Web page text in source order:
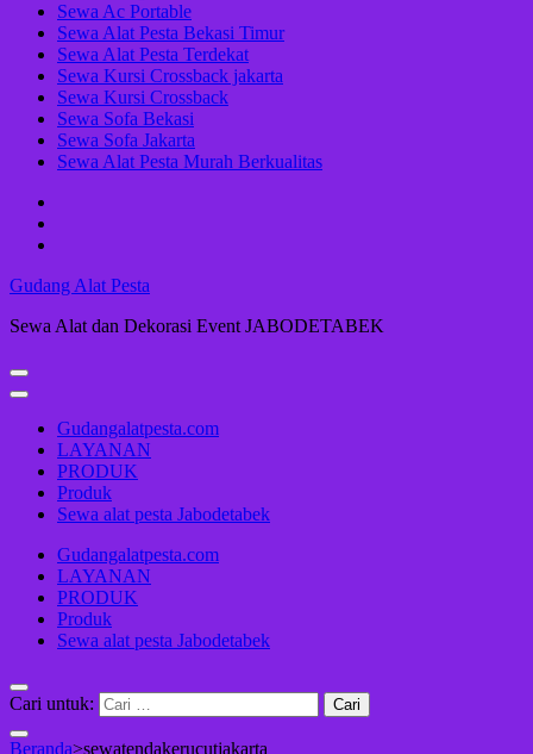
Sewa Ac Portable
Sewa Alat Pesta Bekasi Timur
Sewa Alat Pesta Terdekat
Sewa Kursi Crossback jakarta
Sewa Kursi Crossback
Sewa Sofa Bekasi
Sewa Sofa Jakarta
Sewa Alat Pesta Murah Berkualitas
Gudang Alat Pesta
Sewa Alat dan Dekorasi Event JABODETABEK
Gudangalatpesta.com
LAYANAN
PRODUK
Produk
Sewa alat pesta Jabodetabek
Gudangalatpesta.com
LAYANAN
PRODUK
Produk
Sewa alat pesta Jabodetabek
Cari untuk:
Beranda>sewatendakerucutjakarta